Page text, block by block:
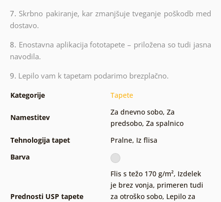
7. Skrbno pakiranje, kar zmanjšuje tveganje poškodb med
dostavo.
8. Enostavna aplikacija fototapete – priložena so tudi jasna
navodila.
9. Lepilo vam k tapetam podarimo brezplačno.
Kategorije Tapete
Namestitev
Za dnevno sobo, Za
predsobo, Za spalnico
Tehnologija tapet
Pralne, Iz flisa
Barva
Prednosti USP tapete
Flis s težo 170 g/m², Izdelek
je brez vonja, primeren tudi
za otroško sobo, Lepilo za